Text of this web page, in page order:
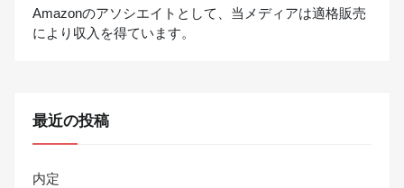
Amazonのアソシエイトとして、当メディアは適格販売
により収入を得ています。
最近の投稿
内定